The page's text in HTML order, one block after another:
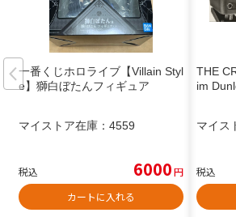
一番くじホロライブ【Villain Styl
e】獅白ぼたんフィギュア
マイストア在庫： 4559
税込 6000円
カートに入れる
THE
im
マイス
税込